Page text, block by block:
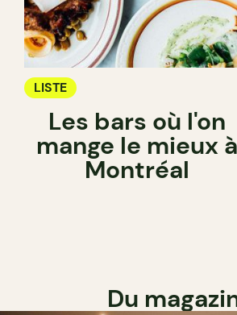
LISTE
Les bars où l'on
mange le mieux à
Montréal
Du